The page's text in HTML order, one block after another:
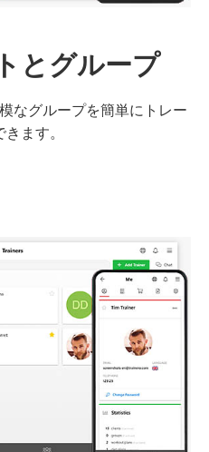
とグループ
なグループを簡単にトレー
ます。